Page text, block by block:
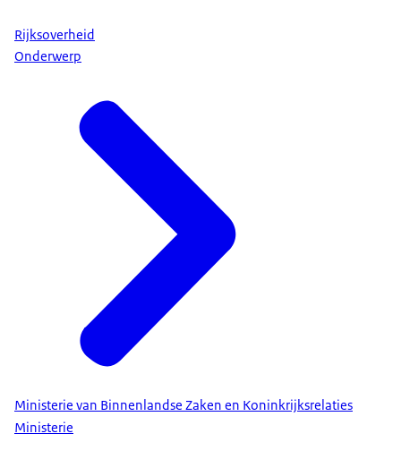
Rijksoverheid
Onderwerp
Ministerie van Binnenlandse Zaken en Koninkrijksrelaties
Ministerie